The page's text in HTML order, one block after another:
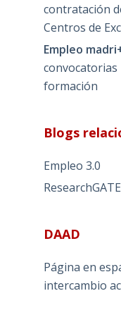
contratación
Centros de
Empleo
convocatorias
formación
Blogs
Empleo 3.0
ResearchGATE
DAAD
Página en
intercambio